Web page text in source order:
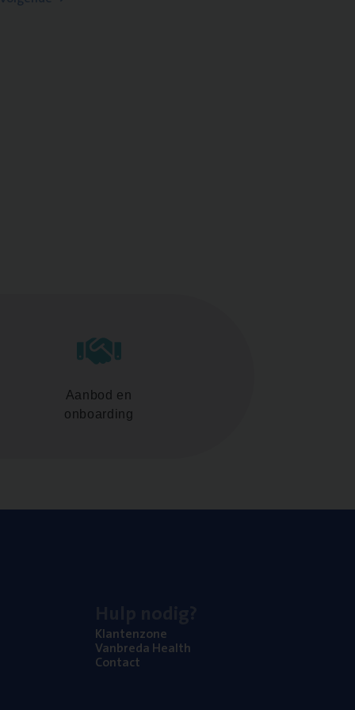
Aanbod en
onboarding
Klan­ten­zo­ne
Van­b­re­da Health
Con­tact